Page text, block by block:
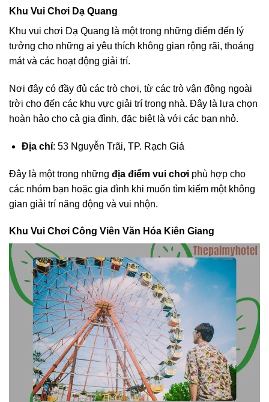
Khu Vui Chơi Dạ Quang
Khu vui chơi Dạ Quang là một trong những điểm đến lý
tưởng cho những ai yêu thích không gian rộng rãi, thoáng
mát và các hoạt động giải trí.
Nơi đây có đầy đủ các trò chơi, từ các trò vận động ngoài
trời cho đến các khu vực giải trí trong nhà. Đây là lựa chọn
hoàn hảo cho cả gia đình, đặc biệt là với các bạn nhỏ.
Địa chỉ: 53 Nguyễn Trãi, TP. Rạch Giá
Đây là một trong những địa điểm vui chơi phù hợp cho
các nhóm bạn hoặc gia đình khi muốn tìm kiếm một không
gian giải trí năng động và vui nhộn.
Khu Vui Chơi Công Viên Văn Hóa Kiên Giang